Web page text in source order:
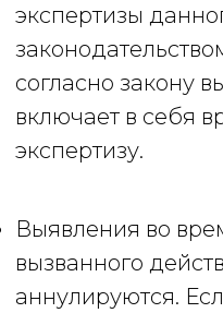
экспертизы
согласно закону
включает в себя
экспертизу.
Выявления во
вызванного
аннулируются.